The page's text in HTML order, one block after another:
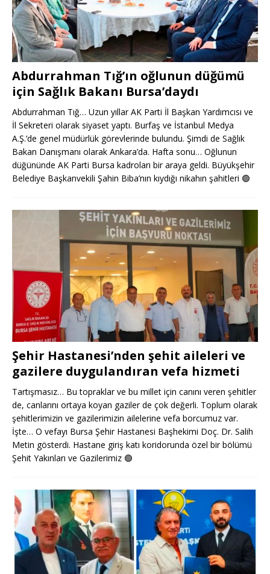
Abdurrahman Tığ’ın oğlunun düğümü
için Sağlık Bakanı Bursa’daydı
Abdurrahman Tığ… Uzun yıllar AK Parti İl Başkan Yardımcısı ve
İl Sekreteri olarak siyaset yaptı. Burfaş ve İstanbul Medya
A.Ş.’de genel müdürlük görevlerinde bulundu. Şimdi de Sağlık
Bakan Danışmanı olarak Ankara’da. Hafta sonu… Oğlunun
düğününde AK Parti Bursa kadroları bir araya geldi. Büyükşehir
Belediye Başkanvekili Şahin Biba’nın kıydığı nikahın şahitleri 🟢
Şehir Hastanesi’nden şehit aileleri ve
gazilere duygulandıran vefa hizmeti
Tartışmasız… Bu topraklar ve bu millet için canını veren şehitler
de, canlarını ortaya koyan gaziler de çok değerli. Toplum olarak
şehitlerimizin ve gazilerimizin ailelerine vefa borcumuz var.
İşte… O vefayı Bursa Şehir Hastanesi Başhekimi Doç. Dr. Salih
Metin gösterdi. Hastane giriş katı koridorunda özel bir bölümü
Şehit Yakınları ve Gazilerimiz 🟢